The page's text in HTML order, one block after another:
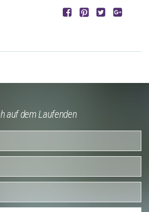
auf dem Laufenden